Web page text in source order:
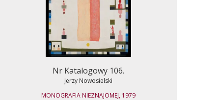
Nr Katalogowy 106.
Jerzy Nowosielski
MONOGRAFIA NIEZNAJOMEJ, 1979